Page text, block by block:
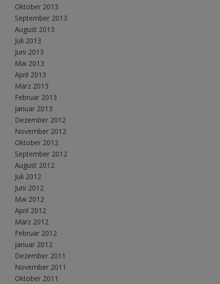
Oktober 2013
September 2013
August 2013
Juli 2013
Juni 2013
Mai 2013
April 2013
März 2013
Februar 2013
Januar 2013
Dezember 2012
November 2012
Oktober 2012
September 2012
August 2012
Juli 2012
Juni 2012
Mai 2012
April 2012
März 2012
Februar 2012
Januar 2012
Dezember 2011
November 2011
Oktober 2011